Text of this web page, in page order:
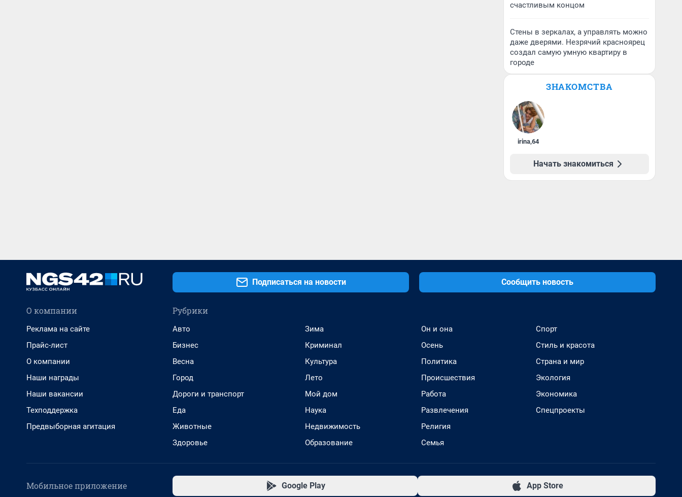
счастливым концом
Стены в зеркалах, а управлять можно
даже дверями. Незрячий красноярец
создал самую умную квартиру в
городе
ЗНАКОМСТВА
irina,64
Начать знакомиться
Подписаться на новости Сообщить новость
О компании
Реклама на сайте
Прайс-лист
О компании
Наши награды
Наши вакансии
Техподдержка
Предвыборная агитация
Рубрики
Авто
Бизнес
Весна
Город
Дороги и транспорт
Еда
Животные
Здоровье
Зима
Криминал
Культура
Лето
Мой дом
Наука
Недвижимость
Образование
Он и она
Осень
Политика
Происшествия
Работа
Развлечения
Религия
Семья
Спорт
Стиль и красота
Страна и мир
Экология
Экономика
Спецпроекты
Мобильное приложение Google Play App Store